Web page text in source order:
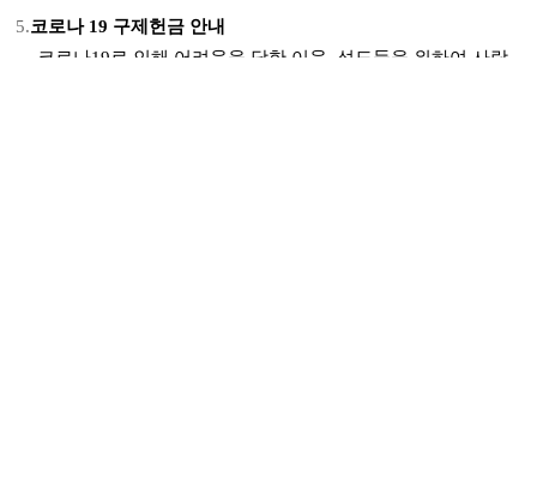
5.코로나 19 구제헌금 안내
코로나19로 인해 어려움을 당한 이웃
성도들을 위하여 사랑